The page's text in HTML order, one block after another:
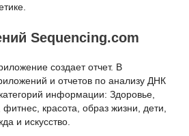
Sequencing.com
создает отчет. В
и отчетов по анализу ДНК
информации: Здоровье,
красота, образ жизни, дети,
и искусство.